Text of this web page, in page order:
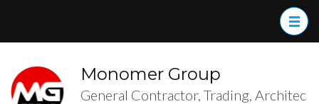
(Press
Enter)
Monomer Group
General Contractor, Trading, Architec